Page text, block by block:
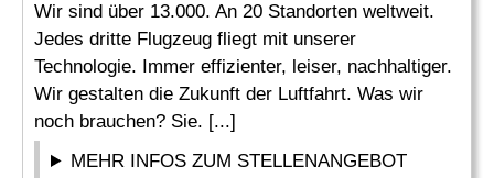
Wir sind über 13.000. An 20 Standorten weltweit.
Jedes dritte Flugzeug fliegt mit unserer
Technologie. Immer effizienter, leiser, nachhaltiger.
Wir gestalten die Zukunft der Luftfahrt. Was wir
noch brauchen? Sie. [...]
MEHR INFOS ZUM STELLENANGEBOT